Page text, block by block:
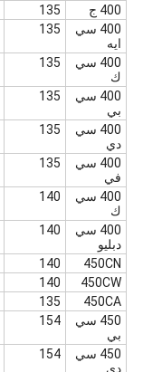
400 ج
135
400 سي
ايه
135
400 سي
ك
135
400 سي
بي
135
400 سي
دي
135
400 سي
في
135
400 سي
ك
140
400 سي
دبليو
140
450CN
140
450CW
140
450CA
135
450 سي
بي
154
450 سي
دي
154